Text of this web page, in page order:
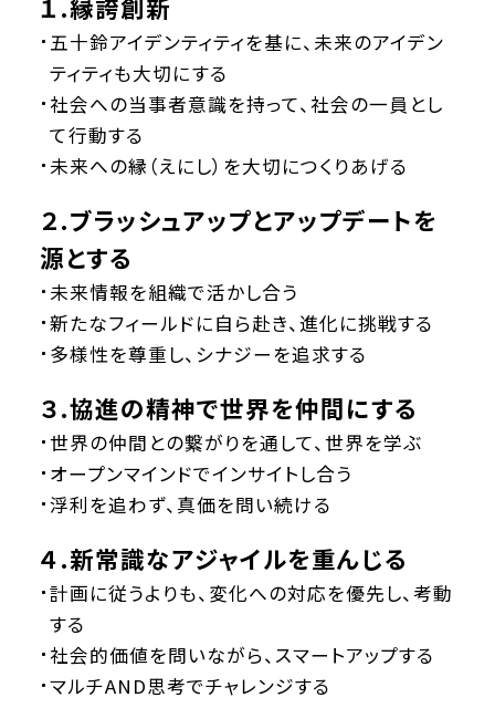
１.縁誇創新
五十鈴アイデンティティを基に、未来のアイデン
ティティも大切にする
社会への当事者意識を持って、社会の一員とし
て行動する
未来への縁（えにし）を大切につくりあげる
２.ブラッシュアップとアップデートを
源とする
未来情報を組織で活かし合う
新たなフィールドに自ら赴き、進化に挑戦する
多様性を尊重し、シナジーを追求する
３.協進の精神で世界を仲間にする
世界の仲間との繋がりを通して、世界を学ぶ
オープンマインドでインサイトし合う
浮利を追わず、真価を問い続ける
４.新常識なアジャイルを重んじる
計画に従うよりも、変化への対応を優先し、考動
する
社会的価値を問いながら、スマートアップする
マルチAND思考でチャレンジする